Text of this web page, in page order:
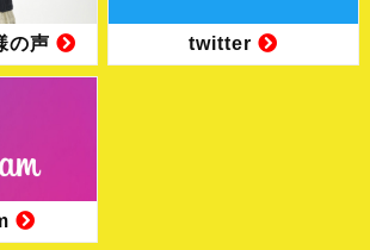
の声 twitter